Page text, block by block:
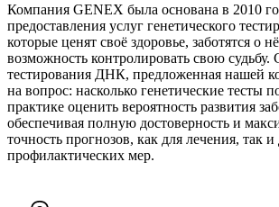
Компания GENEX была основана в 2010
предоставления услуг генетического
которые ценят своё здоровье, заботятся о
возможность контролировать свою судьбу.
тестирования ДНК, предложенная нашей
на вопрос: насколько генетические тесты
практике оценить вероятность развития
обеспечивая полную достоверность и
точность прогнозов, как для лечения, так и
профилактических мер.